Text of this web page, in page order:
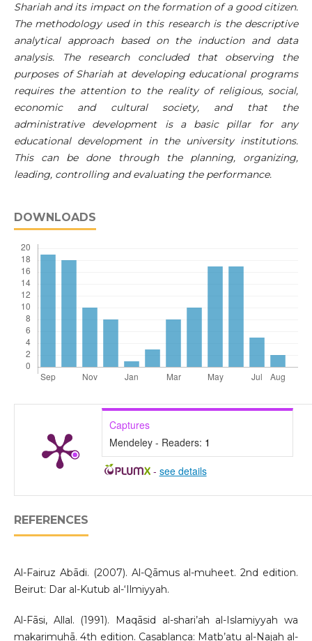
Shariah and its impact on the formation of a good citizen.
The methodology used in this research is the descriptive
analytical approach based on the induction and data
analysis. The research concluded that observing the
purposes of Shariah at developing educational programs
requires the attention to the reality of religious, social,
economic and cultural society, and that the
administrative development is a basic pillar for any
educational development in the university institutions.
This can be done through the planning, organizing,
leading, controlling and evaluating the performance.
DOWNLOADS
Captures
Mendeley - Readers: 1
- see details
REFERENCES
Al-Fairuz Abādi. (2007). Al-Qāmus al-muheet. 2nd edition.
Beirut: Dar al-Kutub al-‘Ilmiyyah.
Al-Fāsi, Allal. (1991). Maqāsid al-shari’ah al-Islamiyyah wa
makarimuhā. 4th edition. Casablanca: Matb’atu al-Najah al-